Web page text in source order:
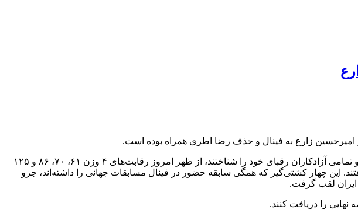
زارع به فینال و حذف رضا اطری همراه بوده است.
، پس از آنکه روز گذشته مراسم قرعه‌کشی مسابقات کشتی آزاد قهرمانی جهان برگزار شد و تمامی آزادکاران رقبای خود را شناختند، از ظهر امروز رقابت‌های ۴ وزن ۶۱، ۷۰، ۸۶ و ۱۲۵
این چهار کشتی‌گیر که همگی سابقه حضور در فینال مسابقات جهانی را داشته‌اند، جزو
ایران لقب گرفت.
را دریافت کنند.